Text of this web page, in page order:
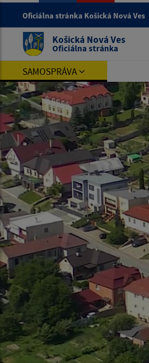
Oficiálna stránka Košická Nová Ves
Košická Nová Ves
Oficiálna stránka
SAMOSPRÁVA